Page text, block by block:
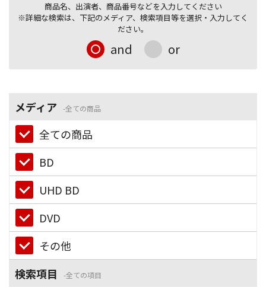
商品名、出演者、商品番号などを入力してください
※詳細な検索は、下記のメディア、検索項目等を選択・入力してく
ださい。
and or
メディア 全ての商品
全ての商品
BD
UHD BD
DVD
その他
検索項目
全ての項目